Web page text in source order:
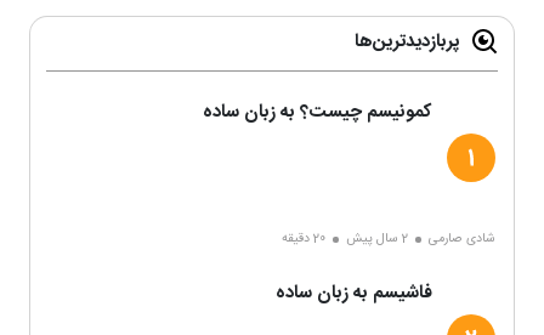
پربازدیدترین‌ها
کمونیسم چیست؟ به زبان ساده
شادی صارمی 2 سال پیش 20 دقیقه
فاشیسم به زبان ساده